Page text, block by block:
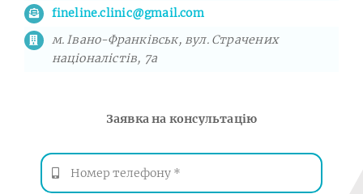
fineline.clinic@gmail.com
м. Івано-Франківськ, вул. Страчених
націоналістів, 7а
Заявка на консультацію